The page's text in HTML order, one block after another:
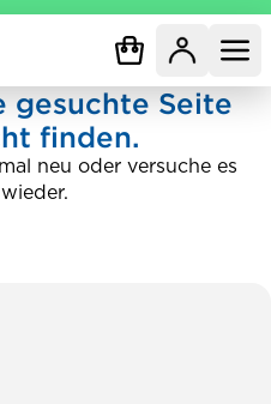
gesuchte Seite
finden.
neu oder versuche es